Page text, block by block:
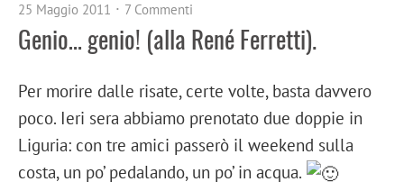
25 Maggio 2011 7 Commenti
Genio… genio! (alla René Ferretti).
Per morire dalle risate, certe volte, basta davvero
poco. Ieri sera abbiamo prenotato due doppie in
Liguria: con tre amici passerò il weekend sulla
costa, un po’ pedalando, un po’ in acqua.